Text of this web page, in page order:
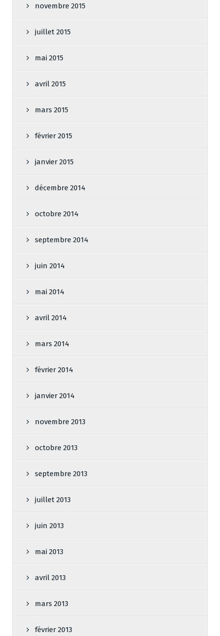
novembre 2015
juillet 2015
mai 2015
avril 2015
mars 2015
février 2015
janvier 2015
décembre 2014
octobre 2014
septembre 2014
juin 2014
mai 2014
avril 2014
mars 2014
février 2014
janvier 2014
novembre 2013
octobre 2013
septembre 2013
juillet 2013
juin 2013
mai 2013
avril 2013
mars 2013
février 2013